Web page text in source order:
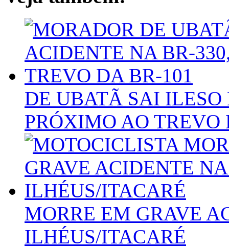
DE UBATÃ SAI
PRÓXIMO AO TREVO
MORRE EM GRAVE
ILHÉUS/ITACARÉ